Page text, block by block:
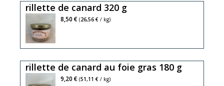
rillette de canard 320 g
8,50 € (26,56 € / kg)
rillette de canard au foie gras 180 g
9,20 € (51,11 € / kg)